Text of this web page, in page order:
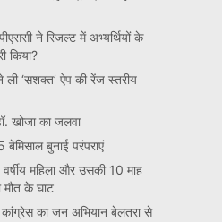
ने रिजल्ट में अभ्यर्थियों के
किया?
ली ‘सशक्त’ ऐप की रेंज स्तरीय
खोजा का जलवा
बुनाई परंपराएं
महिला और उसकी 10 माह
मौत के घाट
कांग्रेस का जन अभियान बेलतरा से